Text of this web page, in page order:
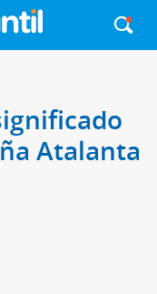
Atalanta